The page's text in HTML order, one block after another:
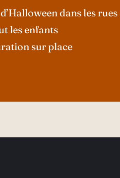
dans les
les enfants
sur place